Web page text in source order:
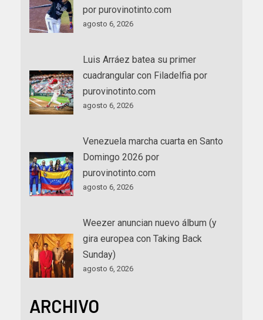
por purovinotinto.com
agosto 6, 2026
Luis Arráez batea su primer
cuadrangular con Filadelfia por
purovinotinto.com
agosto 6, 2026
Venezuela marcha cuarta en Santo
Domingo 2026 por
purovinotinto.com
agosto 6, 2026
Weezer anuncian nuevo álbum (y
gira europea con Taking Back
Sunday)
agosto 6, 2026
ARCHIVO